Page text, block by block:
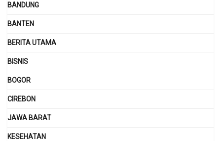
BANDUNG
BANTEN
BERITA UTAMA
BISNIS
BOGOR
CIREBON
JAWA BARAT
KESEHATAN